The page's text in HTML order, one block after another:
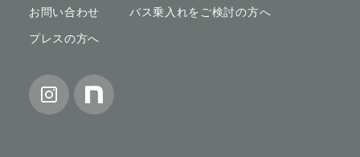
お問い合わせ
バス乗入れをご検討の方へ
プレスの方へ